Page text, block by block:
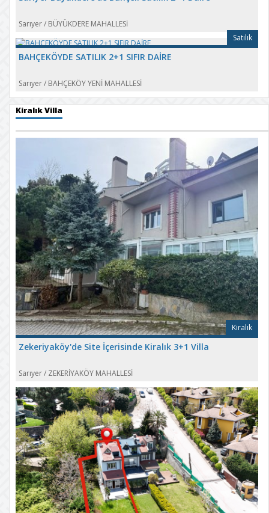
Sarıyer/ BÜYÜKDERE MAHALLESİ
Satılık
BAHÇEKÖYDE SATILIK 2+1 SIFIR DAİRE
Sarıyer/ BAHÇEKÖY YENİ MAHALLESİ
Kiralık Villa
Kiralık
Zekeriyaköy'de Site İçerisinde Kiralık 3+1 Villa
Sarıyer/ ZEKERİYAKÖY MAHALLESİ